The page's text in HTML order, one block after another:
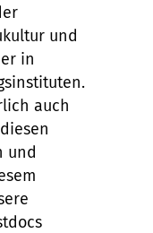
und
in
auch
und